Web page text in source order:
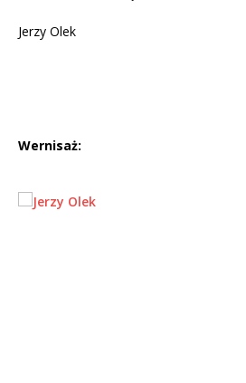
Jerzy Olek
Wernisaż: